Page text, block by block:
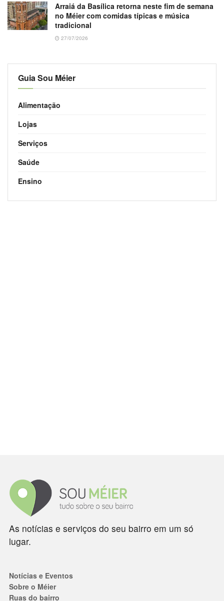
Arraiá da Basílica retorna neste fim de semana
no Méier com comidas típicas e música
tradicional
27/07/2026
Guia Sou Méier
Alimentação
Lojas
Serviços
Saúde
Ensino
As notícias e serviços do seu bairro em um só
lugar.
Notícias e Eventos
Sobre o Méier
Ruas do bairro